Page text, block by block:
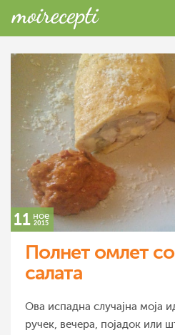
11 ное
2015
Полнет омлет
салата
Ова испадна случајна моја
ручек, вечера, појадок или